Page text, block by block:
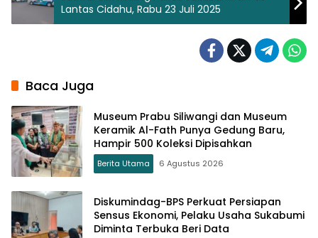
Lantas Cidahu, Rabu 23 Juli 2025
Baca Juga
Museum Prabu Siliwangi dan Museum
Keramik Al-Fath Punya Gedung Baru,
Hampir 500 Koleksi Dipisahkan
Berita Utama 6 Agustus 2026
Diskumindag-BPS Perkuat Persiapan
Sensus Ekonomi, Pelaku Usaha Sukabumi
Diminta Terbuka Beri Data